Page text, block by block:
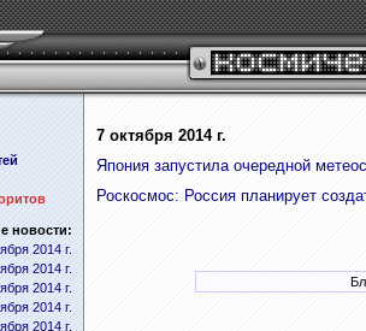
новости:
2014 г.
2014 г.
2014 г.
2014 г.
2014 г.
7 октября 2014 г.
Япония запустила очередной
Роскосмос: Россия планирует